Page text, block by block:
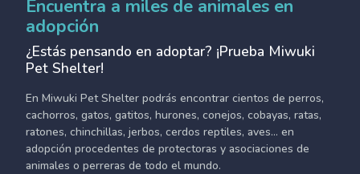
Encuentra a miles de animales en
adopción
¿Estás pensando en adoptar? ¡Prueba Miwuki
Pet Shelter!
En Miwuki Pet Shelter podrás encontrar cientos de perros,
cachorros, gatos, gatitos, hurones, conejos, cobayas, ratas,
ratones, chinchillas, jerbos, cerdos reptiles, aves... en
adopción procedentes de protectoras y asociaciones de
animales o perreras de todo el mundo.